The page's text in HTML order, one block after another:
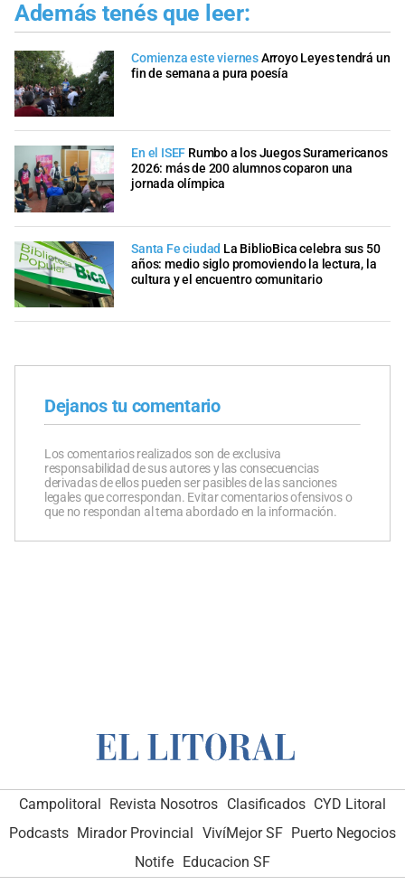
Además tenés que leer:
Comienza este viernesArroyo Leyes tendrá un
fin de semana a pura poesía
En el ISEF Rumbo a los Juegos Suramericanos
2026: más de 200 alumnos coparon una
jornada olímpica
Santa Fe ciudad La BiblioBica celebra sus 50
años: medio siglo promoviendo la lectura, la
cultura y el encuentro comunitario
Dejanos tu comentario
Los comentarios realizados son de exclusiva
responsabilidad de sus autores y las consecuencias
derivadas de ellos pueden ser pasibles de las sanciones
legales que correspondan. Evitar comentarios ofensivos o
que no respondan al tema abordado en la información.
Campolitoral Revista Nosotros Clasificados CYD Litoral
Podcasts Mirador Provincial VivíMejor SF Puerto Negocios
Notife Educacion SF